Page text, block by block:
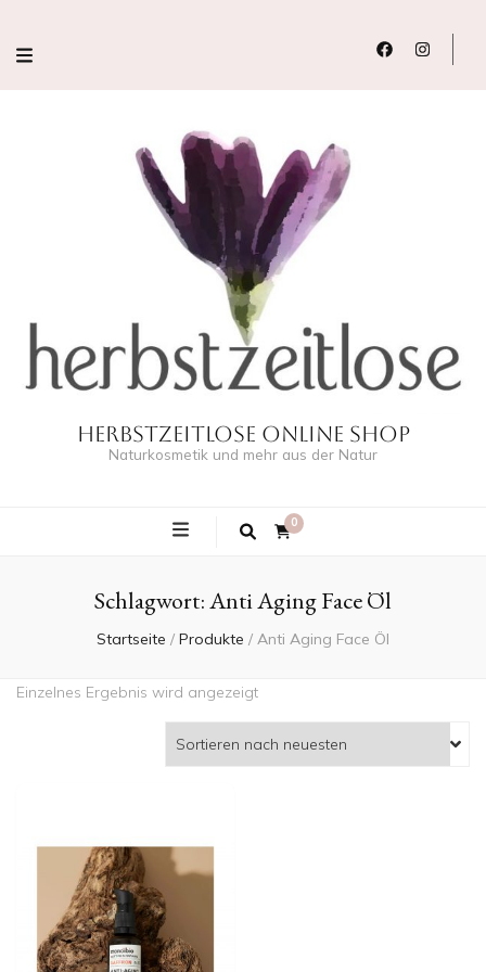
Herbstzeitlose Online Shop
Naturkosmetik und mehr aus der Natur
0
Schlagwort:Anti Aging Face Öl
Startseite / Produkte / Anti Aging Face Öl
Einzelnes Ergebnis wird angezeigt